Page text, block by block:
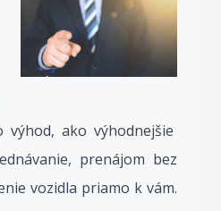
výhod, ako výhodnejšie
prenájom bez
vozidla priamo k vám.